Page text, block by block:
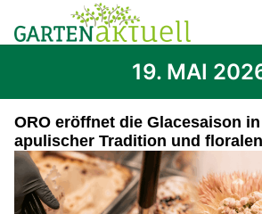
19. MAI
ORO eröffnet die Glacesaison
apulischer Tradition und